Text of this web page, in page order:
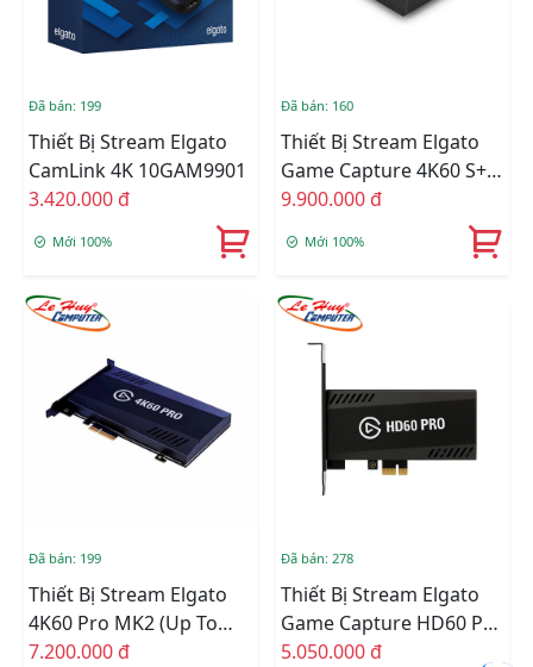
Đã bán: 199
Thiết Bị Stream Elgato
CamLink 4K 10GAM9901
3.420.000 đ
Mới 100%
Đã bán: 160
Thiết Bị Stream Elgato
Game Capture 4K60 S+
10GAP9901
9.900.000 đ
Mới 100%
Đã bán: 199
Thiết Bị Stream Elgato
4K60 Pro MK2 (up To
2160p60 HDR10)
7.200.000 đ
Đã bán: 278
Thiết Bị Stream Elgato
Game Capture HD60 Pro
1GC109901002
5.050.000 đ